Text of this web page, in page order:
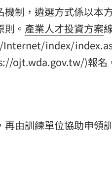
制，遴選方式係以本
。 產業人才投資方案
index/
ojt.wda.gov.tw/)報名
由訓練單位協助申領